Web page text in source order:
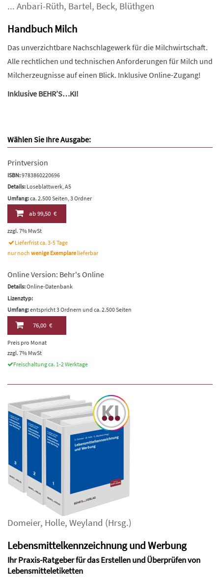
... Anbari-Rüth, Bartel, Beck, Blüthgen
Handbuch Milch
Das unverzichtbare Nachschlagewerk für die Milchwirtschaft.
Alle rechtlichen und technischen Anforderungen für Milch und
Milcherzeugnisse auf einen Blick. Inklusive Online-Zugang!
Inklusive BEHR’S…KI!
Wählen Sie Ihre Ausgabe:
Printversion
ISBN:9783860220696
Details: Loseblattwerk, A5
Umfang:ca. 2.500 Seiten, 3 Ordner
ab99,50 €
zzgl. 7% MwSt
Lieferfrist ca. 3-5 Tage
nur noch wenige Exemplare lieferbar
Online Version: Behr's Online
Details:Online-Datenbank
Lizenztyp:
Umfang:entspricht 3 Ordnern und ca. 2.500 Seiten
76,00 €
Preis pro Monat
zzgl. 7% MwSt
Freischaltung ca. 1-2 Werktage
Domeier, Holle, Weyland (Hrsg.)
Lebensmittelkennzeichnung und Werbung
Ihr Praxis-Ratgeber für das Erstellen und Überprüfen von
Lebensmitteletiketten